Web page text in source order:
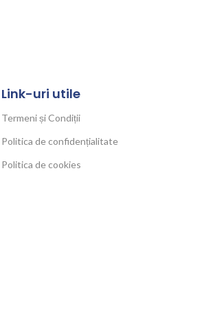
Link-uri utile
Termeni și Condiții
Politica de confidențialitate
Politica de cookies